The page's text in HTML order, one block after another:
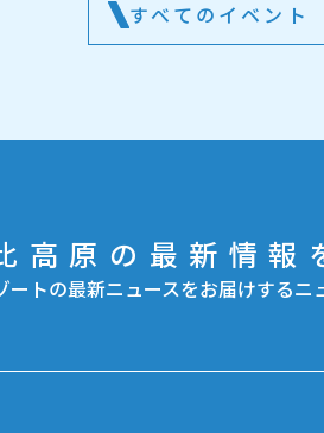
すべてのイベント
高原の最新情報
ートの最新ニュースをお届けするニ